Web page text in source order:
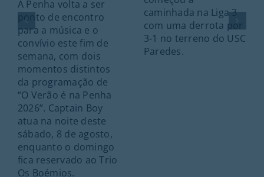
A Penha volta a ser
ponto de encontro
para a música e o
convívio este fim de
semana, com dois
momentos distintos
da programação de
“O Verão é na Penha
2026”. Captain Boy
atua na noite deste
sábado, 8 de agosto,
enquanto o domingo
fica reservado ao Trio
Os Boémios.
caminhada na Liga 3
com uma derrota por
3-1 no terreno do USC
Paredes.